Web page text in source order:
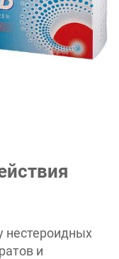
нестероидных
и